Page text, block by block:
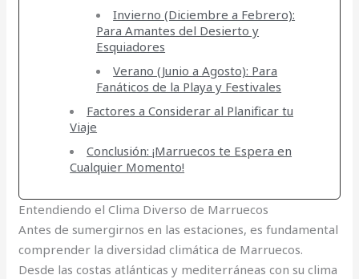
Invierno (Diciembre a Febrero):
Para Amantes del Desierto y
Esquiadores
Verano (Junio a Agosto): Para
Fanáticos de la Playa y Festivales
Factores a Considerar al Planificar tu
Viaje
Conclusión: ¡Marruecos te Espera en
Cualquier Momento!
Entendiendo el Clima Diverso de Marruecos
Antes de sumergirnos en las estaciones, es fundamental
comprender la diversidad climática de Marruecos.
Desde las costas atlánticas y mediterráneas con su clima